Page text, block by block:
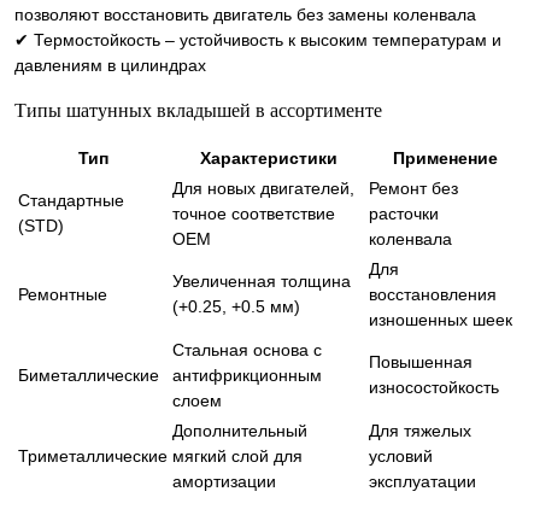
позволяют восстановить двигатель без замены коленвала
✔ Термостойкость – устойчивость к высоким температурам и
давлениям в цилиндрах
Типы шатунных вкладышей в ассортименте
Тип Характеристики Применение
Стандартные
(STD)
Для новых двигателей,
точное соответствие
OEM
Ремонт без
расточки
коленвала
Ремонтные
Увеличенная толщина
(+0.25, +0.5 мм)
Для
восстановления
изношенных шеек
Биметаллические
Стальная основа с
антифрикционным
слоем
Повышенная
износостойкость
Триметаллические
Дополнительный
мягкий слой для
амортизации
Для тяжелых
условий
эксплуатации